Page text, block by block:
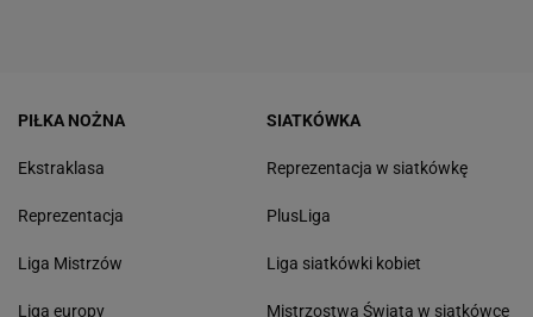
PIŁKA NOŻNA
Ekstraklasa
Reprezentacja
Liga Mistrzów
Liga europy
SIATKÓWKA
Reprezentacja w siatkówkę
PlusLiga
Liga siatkówki kobiet
Mistrzostwa Świata w siatkówce